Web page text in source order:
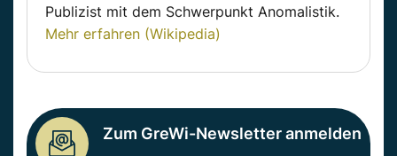
Publizist mit dem Schwerpunkt Anomalistik.
Mehr erfahren (Wikipedia)
Zum GreWi-Newsletter anmelden